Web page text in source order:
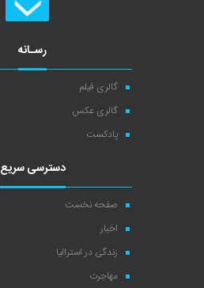
رسـانه
گالری فیلم
گالری عکس
پادکست
دسترسی سریع
صفحه نخست
اخبار
زندگی در استرالیا
مهاجرت